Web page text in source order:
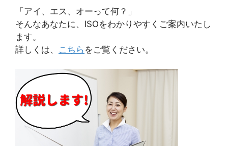
「アイ、エス、オーって何？」
そんなあなたに、ISOをわかりやすくご案内いたし
ます。
詳しくは、 こちら をご覧ください。